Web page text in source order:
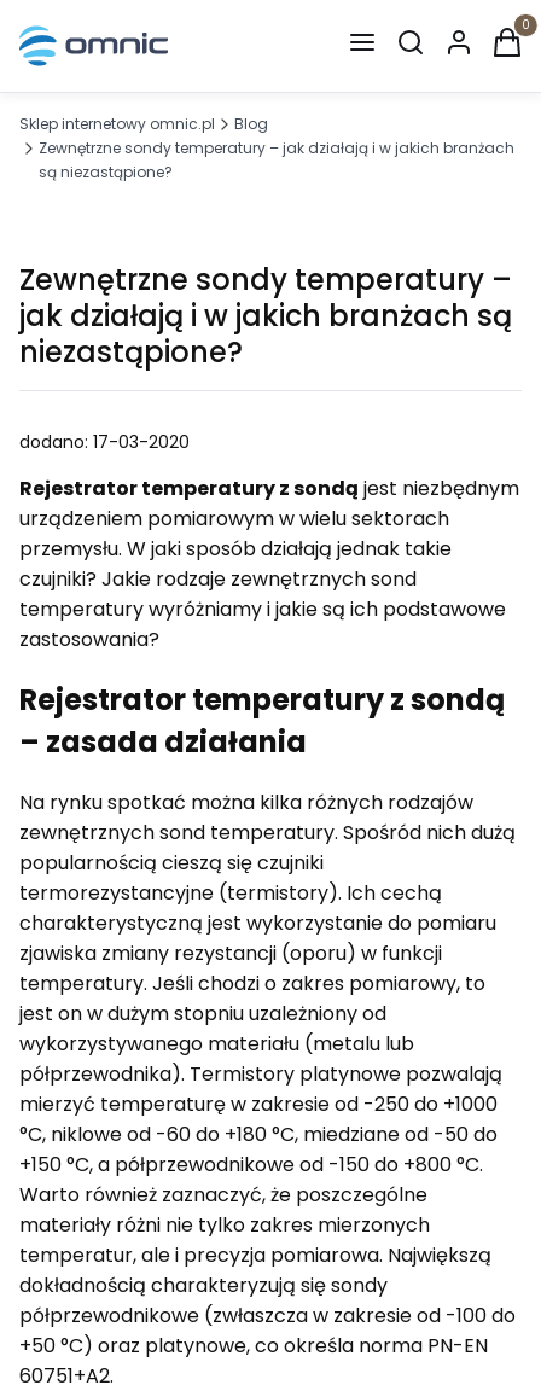
Otwórz
Sklep internetowy omnic.pl
Blog
Zewnętrzne sondy temperatury – jak działają i w jakich branżach
są niezastąpione?
Zewnętrzne sondy temperatury –
jak działają i w jakich branżach są
niezastąpione?
dodano: 17-03-2020
Rejestrator temperatury z sondą jest niezbędnym
urządzeniem pomiarowym w wielu sektorach
przemysłu. W jaki sposób działają jednak takie
czujniki? Jakie rodzaje zewnętrznych sond
temperatury wyróżniamy i jakie są ich podstawowe
zastosowania?
Rejestrator temperatury z sondą
– zasada działania
Na rynku spotkać można kilka różnych rodzajów
zewnętrznych sond temperatury. Spośród nich dużą
popularnością cieszą się czujniki
termorezystancyjne (termistory). Ich cechą
charakterystyczną jest wykorzystanie do pomiaru
zjawiska zmiany rezystancji (oporu) w funkcji
temperatury. Jeśli chodzi o zakres pomiarowy, to
jest on w dużym stopniu uzależniony od
wykorzystywanego materiału (metalu lub
półprzewodnika). Termistory platynowe pozwalają
mierzyć temperaturę w zakresie od -250 do +1000
°C, niklowe od -60 do +180 °C, miedziane od -50 do
+150 °C, a półprzewodnikowe od -150 do +800 °C.
Warto również zaznaczyć, że poszczególne
materiały różni nie tylko zakres mierzonych
temperatur, ale i precyzja pomiarowa. Największą
dokładnością charakteryzują się sondy
półprzewodnikowe (zwłaszcza w zakresie od -100 do
+50 °C) oraz platynowe, co określa norma PN-EN
60751+A2.